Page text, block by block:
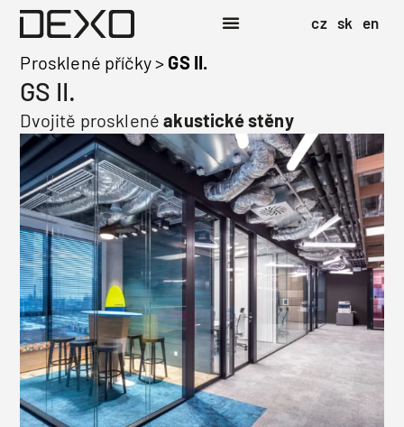
cz sk en
Prosklené příčky> GS II.
GS II.
Dvojitě prosklenéakustické stěny